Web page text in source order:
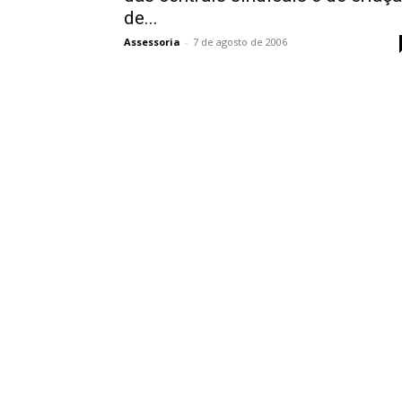
de...
Assessoria - 7 de agosto de 2006